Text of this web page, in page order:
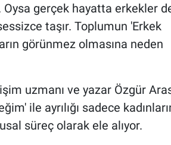
Oysa gerçek hayatta erkekler
taşır. Toplumun 'Erkek
görünmez olmasına neden
uzmanı ve yazar Özgür
ile ayrılığı sadece
süreç olarak ele alıyor.